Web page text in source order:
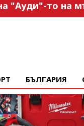
"Ауди"-то на
БЪЛГАРИЯ